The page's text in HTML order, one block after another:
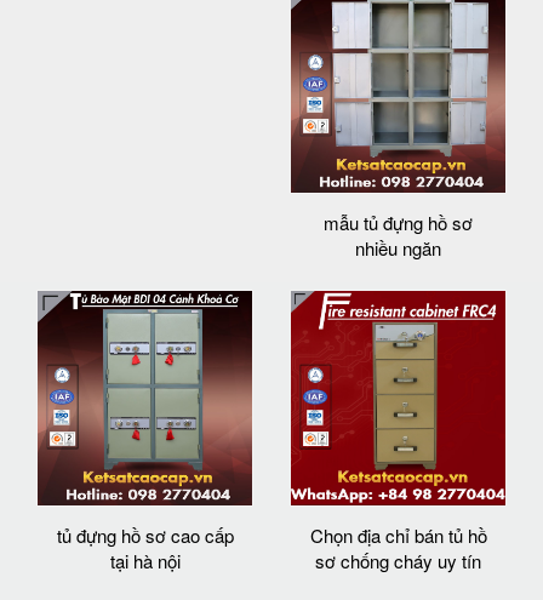
mẫu tủ đựng hồ sơ
nhiều ngăn
tủ đựng hồ sơ cao cấp
tại hà nội
Chọn địa chỉ bán tủ hồ
sơ chống cháy uy tín